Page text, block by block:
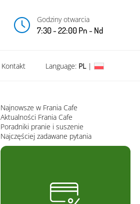
Godziny otwarcia
7:30 - 22:00 Pn - Nd
Kontakt Language: PL|
Najnowsze w Frania Cafe
Aktualności Frania Cafe
Poradniki pranie i suszenie
Najczęściej zadawane pytania